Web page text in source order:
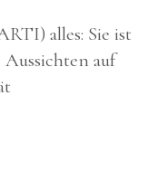
alles: Sie ist
auf